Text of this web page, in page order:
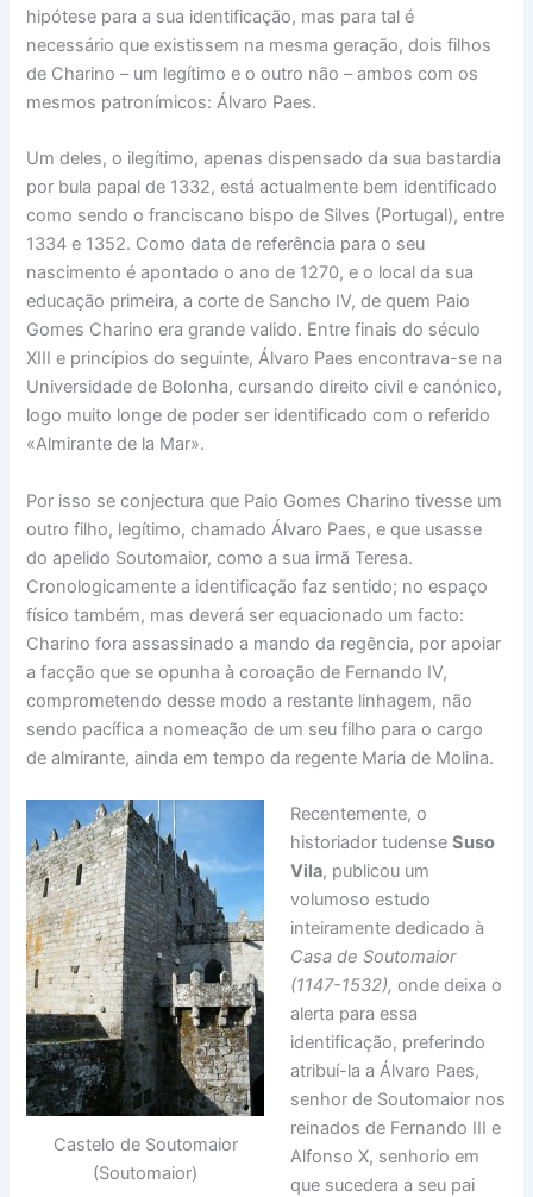
hipótese para a sua identificação, mas para tal é
necessário que existissem na mesma geração, dois filhos
de Charino – um legítimo e o outro não – ambos com os
mesmos patronímicos: Álvaro Paes.
Um deles, o ilegítimo, apenas dispensado da sua bastardia
por bula papal de 1332, está actualmente bem identificado
como sendo o franciscano bispo de Silves (Portugal), entre
1334 e 1352. Como data de referência para o seu
nascimento é apontado o ano de 1270, e o local da sua
educação primeira, a corte de Sancho IV, de quem Paio
Gomes Charino era grande valido. Entre finais do século
XIII e princípios do seguinte, Álvaro Paes encontrava-se na
Universidade de Bolonha, cursando direito civil e canónico,
logo muito longe de poder ser identificado com o referido
«Almirante de la Mar».
Por isso se conjectura que Paio Gomes Charino tivesse um
outro filho, legítimo, chamado Álvaro Paes, e que usasse
do apelido Soutomaior, como a sua irmã Teresa.
Cronologicamente a identificação faz sentido; no espaço
físico também, mas deverá ser equacionado um facto:
Charino fora assassinado a mando da regência, por apoiar
a facção que se opunha à coroação de Fernando IV,
comprometendo desse modo a restante linhagem, não
sendo pacífica a nomeação de um seu filho para o cargo
de almirante, ainda em tempo da regente Maria de Molina.
Castelo de Soutomaior
(Soutomaior)
Recentemente, o
historiador tudenseSuso
Vila, publicou um
volumoso estudo
inteiramente dedicado à
Casa de Soutomaior
(1147-1532), onde deixa o
alerta para essa
identificação, preferindo
atribuí-la a Álvaro Paes,
senhor de Soutomaior nos
reinados de Fernando III e
Alfonso X, senhorio em
que sucedera a seu pai